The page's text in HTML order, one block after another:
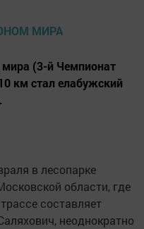
(3-й Чемпионат
км стал елабужский
в лесопарке
области, где
составляет
неоднократно